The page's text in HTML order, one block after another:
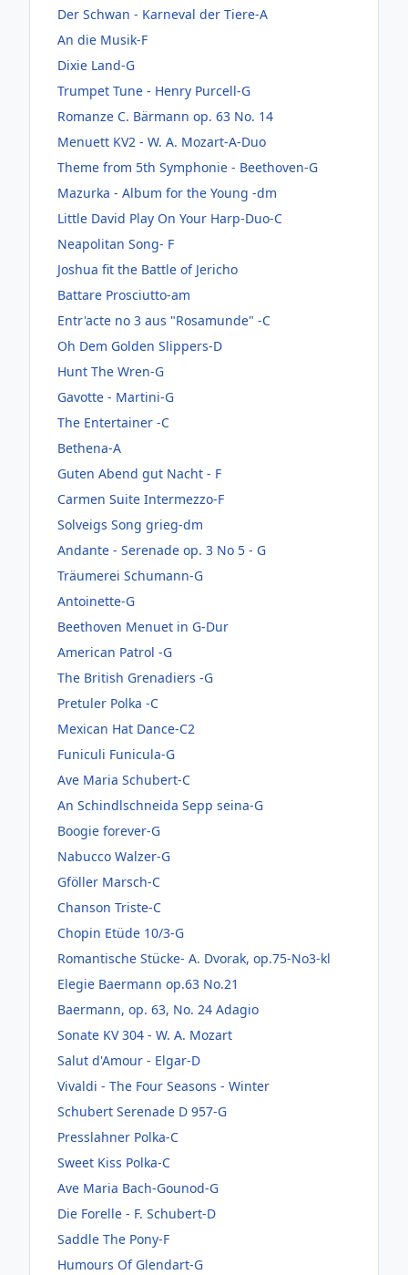
Der Schwan - Karneval der Tiere-A
An die Musik-F
Dixie Land-G
Trumpet Tune - Henry Purcell-G
Romanze C. Bärmann op. 63 No. 14
Menuett KV2 - W. A. Mozart-A-Duo
Theme from 5th Symphonie - Beethoven-G
Mazurka - Album for the Young -dm
Little David Play On Your Harp-Duo-C
Neapolitan Song- F
Joshua fit the Battle of Jericho
Battare Prosciutto-am
Entr'acte no 3 aus "Rosamunde" -C
Oh Dem Golden Slippers-D
Hunt The Wren-G
Gavotte - Martini-G
The Entertainer -C
Bethena-A
Guten Abend gut Nacht - F
Carmen Suite Intermezzo-F
Solveigs Song grieg-dm
Andante - Serenade op. 3 No 5 - G
Träumerei Schumann-G
Antoinette-G
Beethoven Menuet in G-Dur
American Patrol -G
The British Grenadiers -G
Pretuler Polka -C
Mexican Hat Dance-C2
Funiculi Funicula-G
Ave Maria Schubert-C
An Schindlschneida Sepp seina-G
Boogie forever-G
Nabucco Walzer-G
Gföller Marsch-C
Chanson Triste-C
Chopin Etüde 10/3-G
Romantische Stücke- A. Dvorak, op.75-No3-kl
Elegie Baermann op.63 No.21
Baermann, op. 63, No. 24 Adagio
Sonate KV 304 - W. A. Mozart
Salut d'Amour - Elgar-D
Vivaldi - The Four Seasons - Winter
Schubert Serenade D 957-G
Presslahner Polka-C
Sweet Kiss Polka-C
Ave Maria Bach-Gounod-G
Die Forelle - F. Schubert-D
Saddle The Pony-F
Humours Of Glendart-G